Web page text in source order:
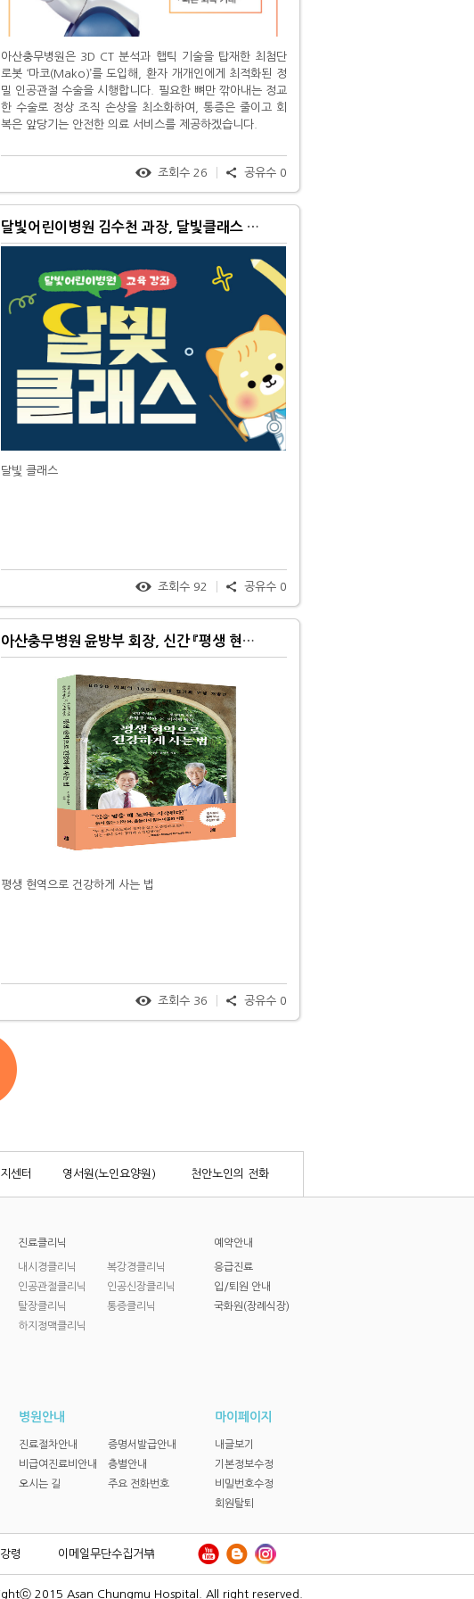
아산충무병원은 3D CT 분석과 햅틱 기술을 탑재한 최첨단
로봇 ‘마코(Mako)’를 도입해, 환자 개개인에게 최적화된 정
밀 인공관절 수술을 시행합니다. 필요한 뼈만 깎아내는 정교
한 수술로 정상 조직 손상을 최소화하여, 통증은 줄이고 회
복은 앞당기는 안전한 의료 서비스를 제공하겠습니다.
조회수 26 공유수 0
달빛어린이병원 김수천 과장, 달빛클래스 강좌 참여!
달빛 클래스
조회수 92 공유수 0
아산충무병원 윤방부 회장, 신간 『평생 현역으로 건강하게 사는 법』 출간!
평생 현역으로 건강하게 사는 법
조회수 36 공유수 0
센터 영서원(노인요양원) 천안노인의 전화
진료클리닉
내시경클리닉
복강경클리닉
인공관절클리닉
인공신장클리닉
탈장클리닉
통증클리닉
하지정맥클리닉
예약안내
응급진료
입/퇴원 안내
국화원(장례식장)
병원안내
진료절차안내
증명서발급안내
비급여진료비안내
층별안내
오시는 길
주요 전화번호
마이페이지
내글보기
기본정보수정
비밀번호수정
회원탈퇴
령 이메일무단수집거부
2015 Asan Chungmu Hospital. All right reserved.